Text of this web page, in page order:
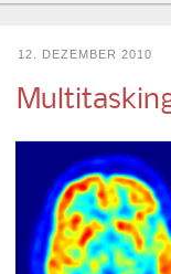
12. DEZEMBER 2010